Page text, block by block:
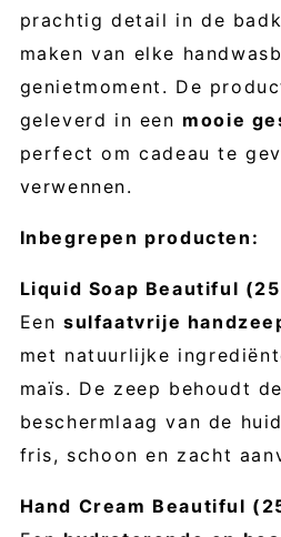
prachtig detail in de
maken van elke
genietmoment. De
geleverd in een mooie
perfect om cadeau te
verwennen.
Inbegrepen producten:
Liquid Soap Beautiful
Een sulfaatvrije
met natuurlijke
maïs. De zeep behoudt
beschermlaag van de
fris, schoon en zacht
Hand Cream Beautiful